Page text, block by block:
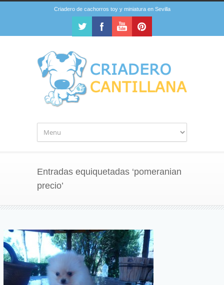
Criadero de cachorros toy y miniatura en Sevilla
Entradas equiquetadas ‘pomeranian
precio’